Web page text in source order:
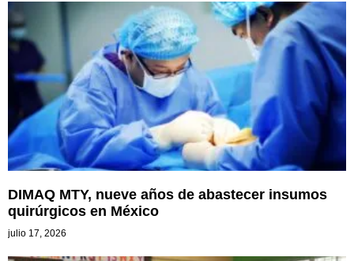
DIMAQ MTY, nueve años de abastecer insumos
quirúrgicos en México
julio 17, 2026